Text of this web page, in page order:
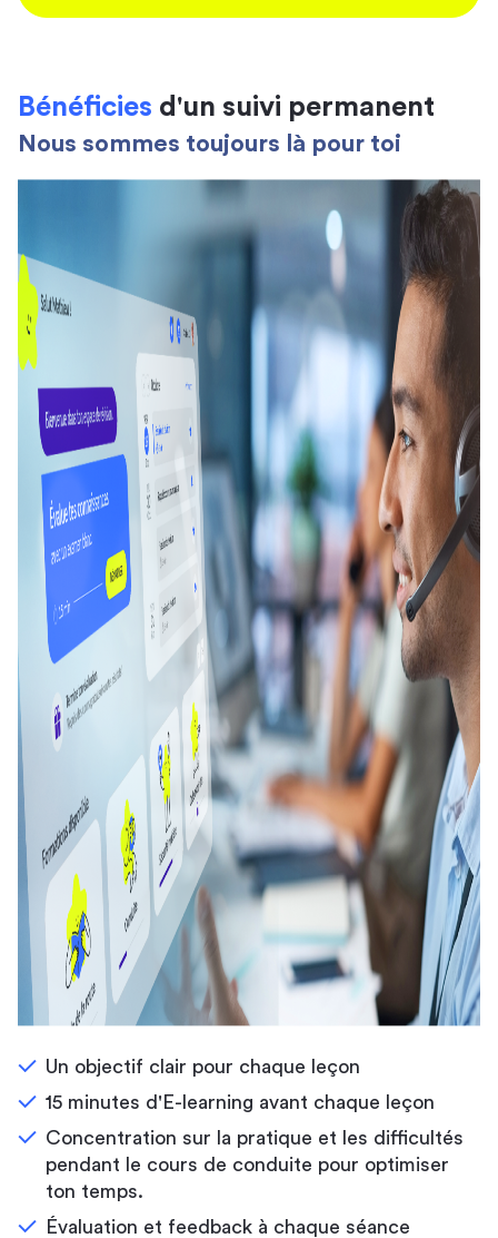
Bénéficies d'un suivi permanent
Nous sommes toujours là pour toi
Un objectif clair pour chaque leçon
15 minutes d'E-learning avant chaque leçon
Concentration sur la pratique et les difficultés
pendant le cours de conduite pour optimiser
ton temps.
Évaluation et feedback à chaque séance